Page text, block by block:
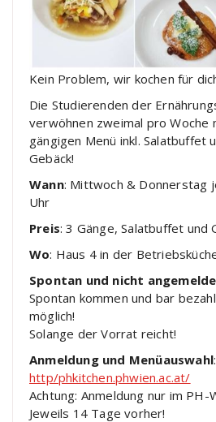
Kein Problem, wir kochen für
Die Studierenden der
verwöhnen zweimal pro Woche
gängigen Menü inkl. Salatbuffet
Gebäck!
Wann: Mittwoch & Donnerstag
Uhr
Preis: 3 Gänge, Salatbuffet und
Wo: Haus 4 in der
Spontan und nicht
Spontan kommen und bar
möglich!
Solange der Vorrat reicht!
Anmeldung und Menüauswahl:
http/phkitchen.phwien.ac.at/
Achtung: Anmeldung nur im PH-
Jeweils 14 Tage vorher!